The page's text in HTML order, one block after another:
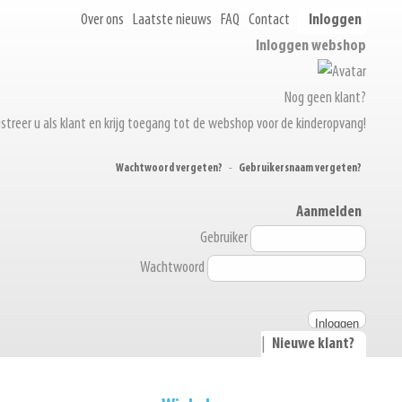
Over ons Laatste nieuws FAQ Contact
Inloggen
Inloggen webshop
Nog geen klant?
u als klant en krijg toegang tot de webshop voor de kinderopvang!
Wachtwoord vergeten? - Gebruikersnaam vergeten?
Aanmelden
Gebruiker
Wachtwoord
Nieuwe klant?